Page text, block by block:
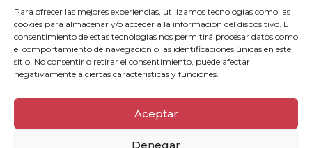
Para ofrecer las mejores experiencias, utilizamos tecnologías como las
cookies para almacenar y/o acceder a la información del dispositivo. El
consentimiento de estas tecnologías nos permitirá procesar datos como
el comportamiento de navegación o las identificaciones únicas en este
sitio. No consentir o retirar el consentimiento, puede afectar
negativamente a ciertas características y funciones.
Aceptar
Denegar
Telf: +34 983 32 22 65
info@demoviña.es